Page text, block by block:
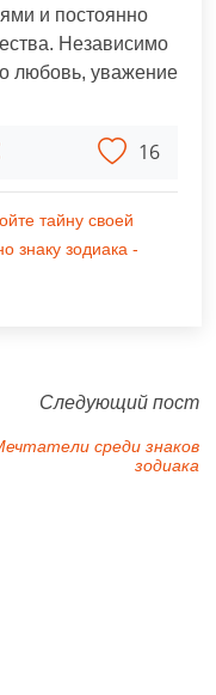
и постоянно
Независимо
любовь, уважение
16
тайну своей
знаку зодиака -
Следующий пост
среди знаков
зодиака